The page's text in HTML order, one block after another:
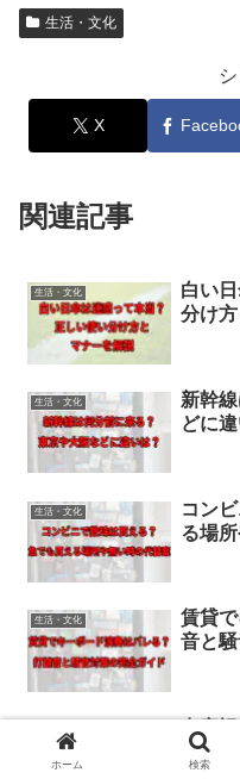
生活・文化
X
関連記事
生活・文化
白い
分け
生活・文化
新幹
どに
生活・文化
コン
る場
生活・文化
賃貸
音と
出産
の書
ホーム 検索